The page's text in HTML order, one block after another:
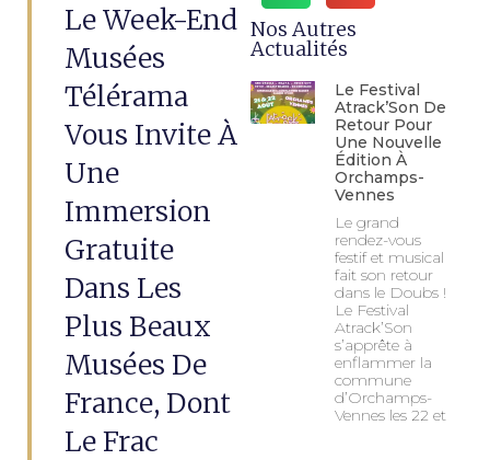
Le Week-End
Musées
Télérama
Vous Invite À
Une
Immersion
Gratuite
Dans Les
Plus Beaux
Musées De
France, Dont
Le Frac
Nos Autres
Actualités
Le Festival
Atrack’Son De
Retour Pour
Une Nouvelle
Édition À
Orchamps-
Vennes
Le grand
rendez-vous
festif et musical
fait son retour
dans le Doubs !
Le Festival
Atrack’Son
s’apprête à
enflammer la
commune
d’Orchamps-
Vennes les 22 et